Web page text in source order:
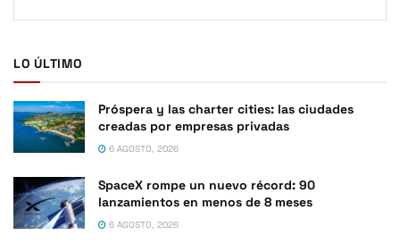
LO ÚLTIMO
Próspera y las charter cities: las ciudades
creadas por empresas privadas
6 AGOSTO, 2026
SpaceX rompe un nuevo récord: 90
lanzamientos en menos de 8 meses
6 AGOSTO, 2026